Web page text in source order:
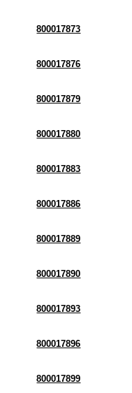
800017873
800017876
800017879
800017880
800017883
800017886
800017889
800017890
800017893
800017896
800017899